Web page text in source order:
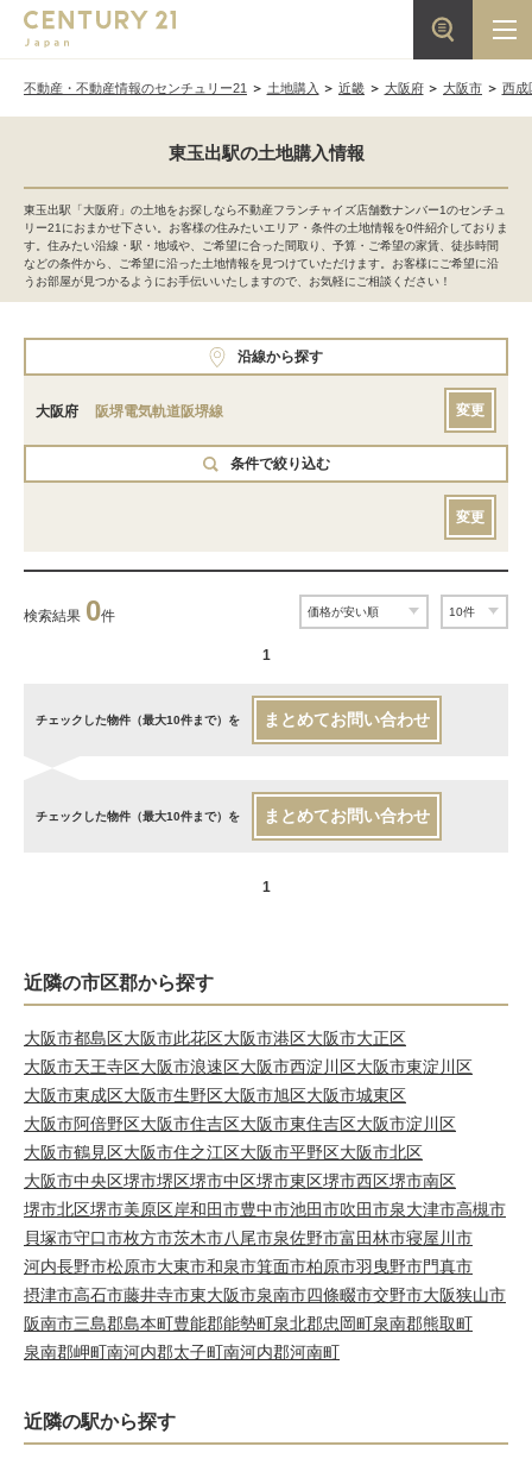
不動産・不動産情報のセンチュリー21 土地購入 近畿 大阪府 大阪市 西成
東玉出駅の土地購入情報
東玉出駅「大阪府」の土地をお探しなら不動産フランチャイズ店舗数ナンバー1のセンチュ
リー21におまかせ下さい。お客様の住みたいエリア・条件の土地情報を0件紹介しておりま
す。住みたい沿線・駅・地域や、ご希望に合った間取り、予算・ご希望の家賃、徒歩時間
などの条件から、ご希望に沿った土地情報を見つけていただけます。お客様にご希望に沿
うお部屋が見つかるようにお手伝いいたしますので、お気軽にご相談ください！
沿線から探す
大阪府 阪堺電気軌道阪堺線 変更
条件で絞り込む
変更
検索結果 0件
1
チェックした物件（最大10件まで）を まとめてお問い合わせ
チェックした物件（最大10件まで）を まとめてお問い合わせ
1
近隣の市区郡から探す
大阪市都島区大阪市此花区大阪市港区大阪市大正区
大阪市天王寺区大阪市浪速区大阪市西淀川区大阪市東淀川区
大阪市東成区大阪市生野区大阪市旭区大阪市城東区
大阪市阿倍野区大阪市住吉区大阪市東住吉区大阪市淀川区
大阪市鶴見区大阪市住之江区大阪市平野区大阪市北区
大阪市中央区堺市堺区堺市中区堺市東区堺市西区堺市南区
堺市北区堺市美原区岸和田市豊中市池田市吹田市泉大津市高槻市
貝塚市守口市枚方市茨木市八尾市泉佐野市富田林市寝屋川市
河内長野市松原市大東市和泉市箕面市柏原市羽曳野市門真市
摂津市高石市藤井寺市東大阪市泉南市四條畷市交野市大阪狭山市
阪南市三島郡島本町豊能郡能勢町泉北郡忠岡町泉南郡熊取町
泉南郡岬町南河内郡太子町南河内郡河南町
近隣の駅から探す